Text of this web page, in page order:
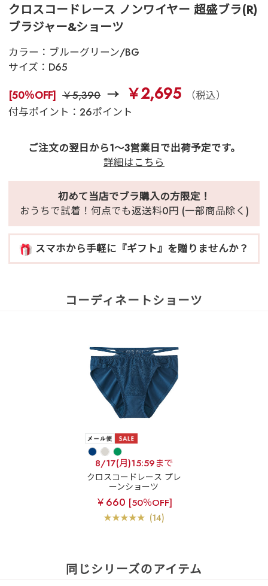
クロスコードレース ノンワイヤー 超盛ブラ(R)
ブラジャー&ショーツ
カラー： ブルーグリーン/BG
サイズ： D65
[50％OFF] ￥5,390 ￥2,695
（税込）
付与ポイント：26ポイント
ご注文の翌日から1～3営業日で出荷予定です。
詳細はこちら
初めて当店でブラ購入の方限定！
おうちで試着！何点でも返送料0円 (一部商品除く)
スマホから手軽に『ギフト』を贈りませんか？
コーディネートショーツ
8/17(月)15:59まで
クロスコードレース プレ
ーンショーツ
￥660 [50％OFF]
(14)
同じシリーズのアイテム